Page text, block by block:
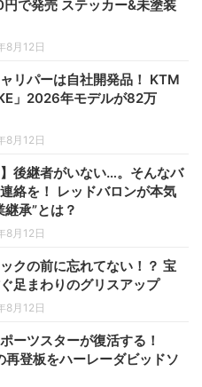
で発売 ステッカー&未塗装
8月12日
ャリパーは自社開発品！ KTM
」2026年モデルが82万
8月12日
】後継者がいない…。そんなバ
絡を！ レッドバロンが本気
承”とは？
8月12日
クの前に忘れてない！？ 宝
足まわりのグリスアップ
8月12日
ーツスターが復活する！
登板をハーレーダビッドソ